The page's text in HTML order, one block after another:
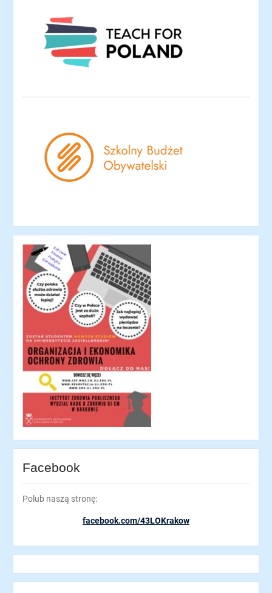
Facebook
Polub naszą stronę:
facebook.com/43LOKrakow